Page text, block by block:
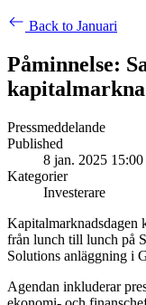
Back to Januari
Påminnelse:
Pressmeddelande
Published
8 jan. 2025
Kategorier
Investerare
Kapitalmarknadsdagen
från lunch till lunch på
Solutions anläggning i
Agendan inkluderar